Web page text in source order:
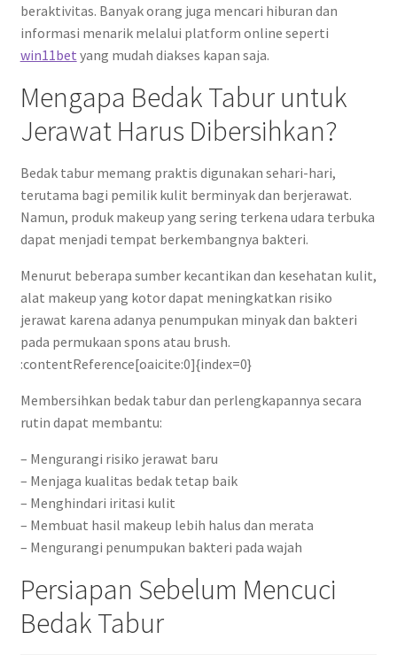
beraktivitas. Banyak orang juga mencari hiburan dan
informasi menarik melalui platform online seperti
win11bet yang mudah diakses kapan saja.
Mengapa Bedak Tabur untuk
Jerawat Harus Dibersihkan?
Bedak tabur memang praktis digunakan sehari-hari,
terutama bagi pemilik kulit berminyak dan berjerawat.
Namun, produk makeup yang sering terkena udara terbuka
dapat menjadi tempat berkembangnya bakteri.
Menurut beberapa sumber kecantikan dan kesehatan kulit,
alat makeup yang kotor dapat meningkatkan risiko
jerawat karena adanya penumpukan minyak dan bakteri
pada permukaan spons atau brush.
:contentReference[oaicite:0]{index=0}
Membersihkan bedak tabur dan perlengkapannya secara
rutin dapat membantu:
– Mengurangi risiko jerawat baru
– Menjaga kualitas bedak tetap baik
– Menghindari iritasi kulit
– Membuat hasil makeup lebih halus dan merata
– Mengurangi penumpukan bakteri pada wajah
Persiapan Sebelum Mencuci
Bedak Tabur